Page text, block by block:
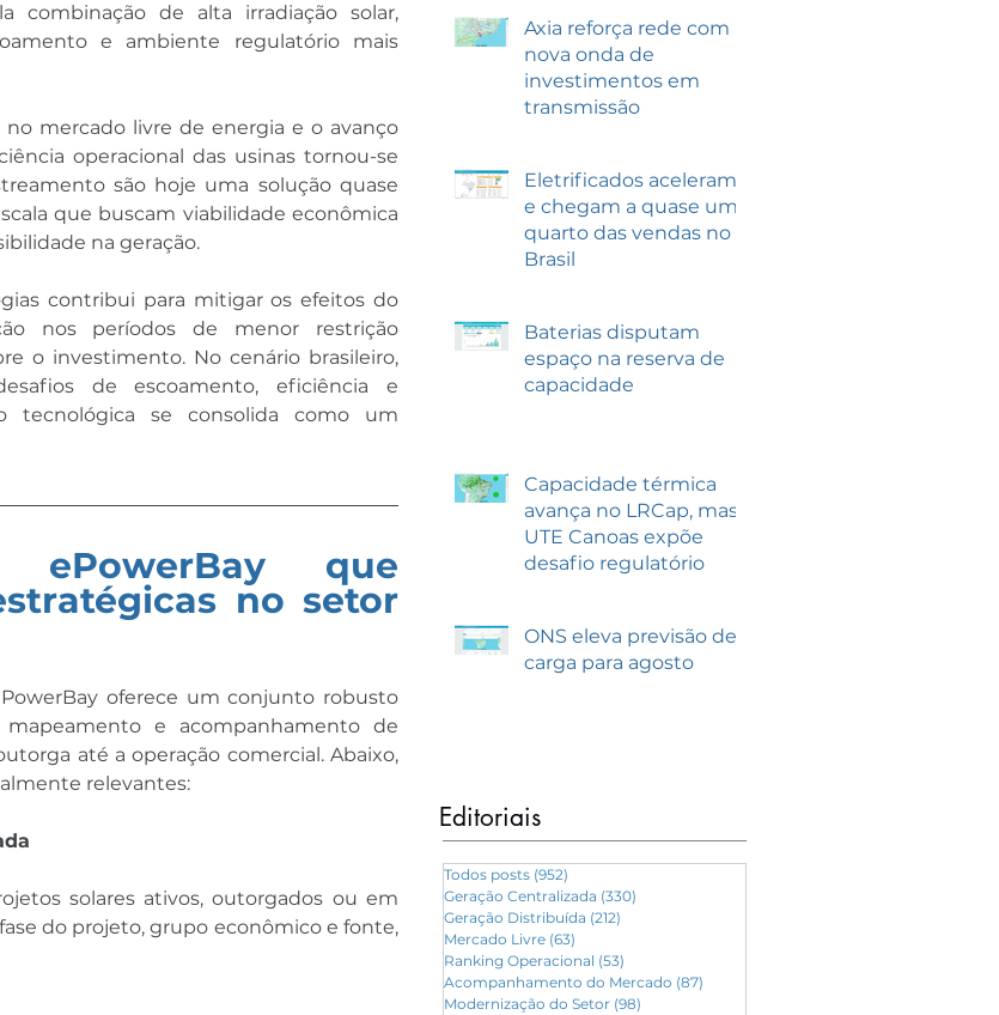
combinação de alta irradiação solar,
e ambiente regulatório mais
mercado livre de energia e o avanço
operacional das usinas tornou-se
são hoje uma solução quase
que buscam viabilidade econômica
na geração.
contribui para mitigar os efeitos do
nos períodos de menor restrição
o investimento. No cenário brasileiro,
de escoamento, eficiência e
tecnológica se consolida como um
ePowerBay que
no setor
oferece um conjunto robusto
e acompanhamento de
até a operação comercial. Abaixo,
relevantes:
solares ativos, outorgados ou em
do projeto, grupo econômico e fonte,
Axia reforça rede com
nova onda de
investimentos em
transmissão
Eletrificados aceleram
e chegam a quase um
quarto das vendas no
Brasil
Baterias disputam
espaço na reserva de
capacidade
Capacidade térmica
avança no LRCap, mas
UTE Canoas expõe
desafio regulatório
ONS eleva previsão de
carga para agosto
Editoriais
Todos posts (952)
Geração Centralizada (330)
Geração Distribuída (212)
Mercado Livre (63)
Ranking Operacional (53)
Acompanhamento do Mercado (87)
Modernização do Setor (98)